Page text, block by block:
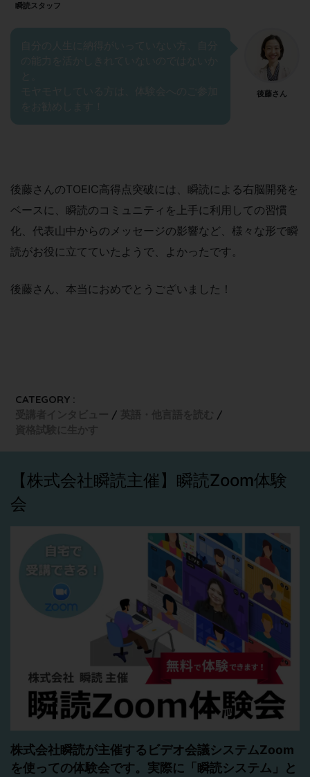
瞬読スタッフ
後藤さん
後藤さんのTOEIC高得点突破には、瞬読による右脳開発を
ベースに、瞬読のコミュニティを上手に利用しての習慣
化、代表山中からのメッセージの影響など、様々な形で瞬
読がお役に立てていたようで、よかったです。
後藤さん、本当におめでとうございました！
CATEGORY :
【株式会社瞬読主催】瞬読Zoom体験
会
株式会社瞬読が主催するビデオ会議システムZoom
を使っての体験会です。実際に「瞬読システム」と